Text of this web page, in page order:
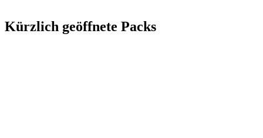
Kürzlich geöffnete Packs